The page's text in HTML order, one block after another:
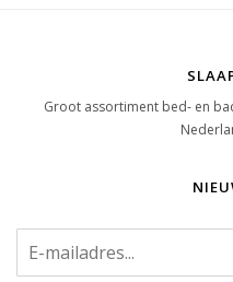
Groot assortiment bed- en